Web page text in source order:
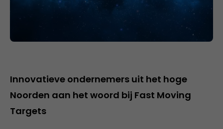
Innovatieve ondernemers uit het hoge
Noorden aan het woord bij Fast Moving
Targets